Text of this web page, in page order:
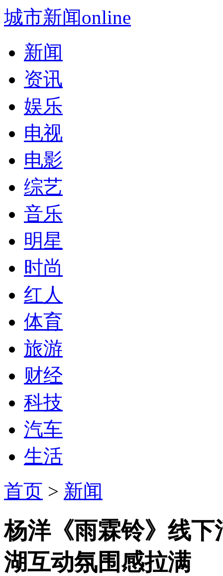
城市新闻online
新闻
资讯
娱乐
电视
电影
综艺
音乐
明星
时尚
红人
体育
旅游
财经
科技
汽车
生活
首页 > 新闻
杨洋《雨霖铃》线
湖互动氛围感拉满